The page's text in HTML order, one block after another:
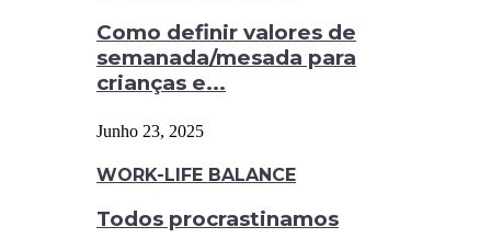
Como definir valores de
semanada/mesada para
crianças e...
Junho 23, 2025
WORK-LIFE BALANCE
Todos procrastinamos